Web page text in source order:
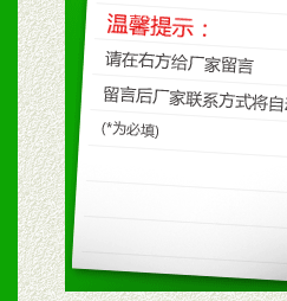
保产品顺利销
4、根据市场
购支持。
五、退换货制
1、给予前期